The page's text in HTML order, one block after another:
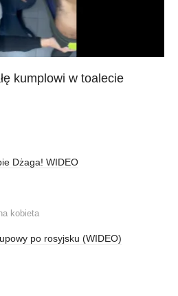
kumplowi w toalecie
Dżaga! WIDEO
kobieta
po rosyjsku (WIDEO)